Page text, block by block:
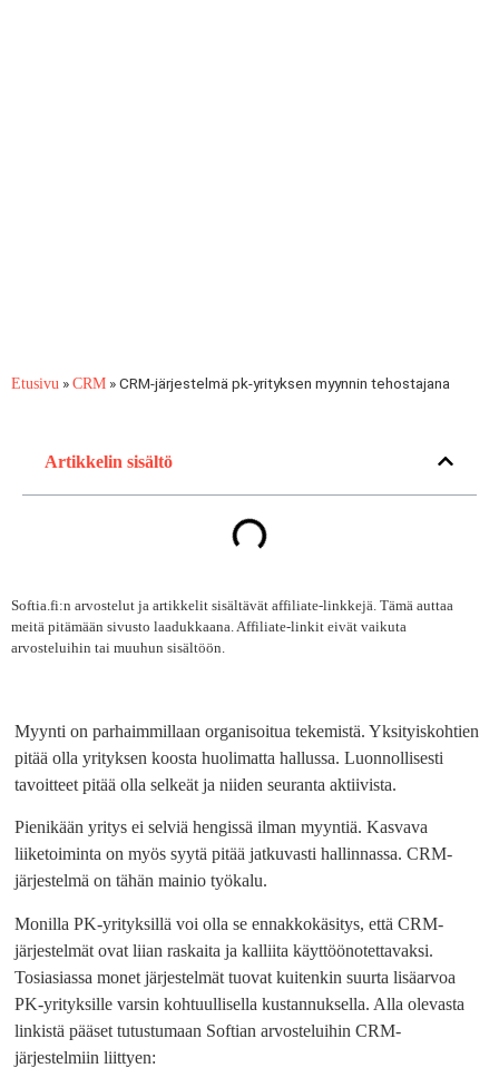
Etusivu » CRM »CRM-järjestelmä pk-yrityksen myynnin tehostajana
Artikkelin sisältö
Softia.fi:n arvostelut ja artikkelit sisältävät affiliate-linkkejä. Tämä auttaa
meitä pitämään sivusto laadukkaana. Affiliate-linkit eivät vaikuta
arvosteluihin tai muuhun sisältöön.
Myynti on parhaimmillaan organisoitua tekemistä. Yksityiskohtien
pitää olla yrityksen koosta huolimatta hallussa. Luonnollisesti
tavoitteet pitää olla selkeät ja niiden seuranta aktiivista.
Pienikään yritys ei selviä hengissä ilman myyntiä. Kasvava
liiketoiminta on myös syytä pitää jatkuvasti hallinnassa. CRM-
järjestelmä on tähän mainio työkalu.
Monilla PK-yrityksillä voi olla se ennakkokäsitys, että CRM-
järjestelmät ovat liian raskaita ja kalliita käyttöönotettavaksi.
Tosiasiassa monet järjestelmät tuovat kuitenkin suurta lisäarvoa
PK-yrityksille varsin kohtuullisella kustannuksella. Alla olevasta
linkistä pääset tutustumaan Softian arvosteluihin CRM-
järjestelmiin liittyen: